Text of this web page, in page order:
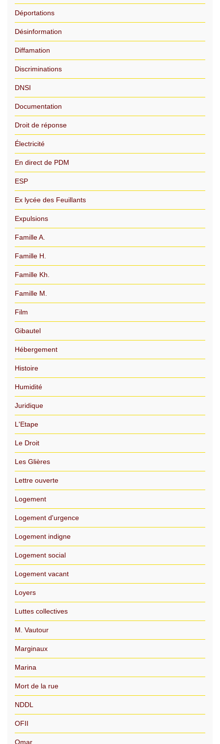
Déportations
Désinformation
Diffamation
Discriminations
DNSI
Documentation
Droit de réponse
Électricité
En direct de PDM
ESP
Ex lycée des Feuillants
Expulsions
Famille A.
Famille H.
Famille Kh.
Famille M.
Film
Gibautel
Hébergement
Histoire
Humidité
Juridique
L'Etape
Le Droit
Les Glières
Lettre ouverte
Logement
Logement d'urgence
Logement indigne
Logement social
Logement vacant
Loyers
Luttes collectives
M. Vautour
Marginaux
Marina
Mort de la rue
NDDL
OFII
Omar